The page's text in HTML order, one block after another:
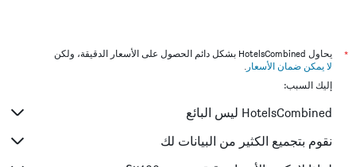
*
يحاول HotelsCombined بشكل دائم الحصول على الأسعار الدقيقة، ولكن
لا يمكن ضمان الأسعار .
إليك السبب:
HotelsCombined ليس البائع
نقوم بتجميع الكثير من البيانات لك